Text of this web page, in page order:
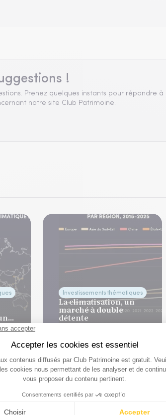
!
Prenez quelques instants pour répondre à
notre site Club Patrimoine.
Investissements thématiques
La climatisation, un
marché à double
détente